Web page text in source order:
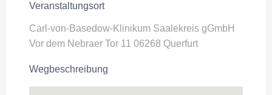
Veranstaltungsort
Carl-von-Basedow-Klinikum Saalekreis gGmbH
Vor dem Nebraer Tor 11 06268 Querfurt
Wegbeschreibung